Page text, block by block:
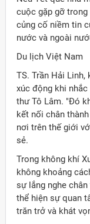
cuộc gặp gỡ trong
củng cố niềm tin
nước và ngoài
Du lịch Việt Nam
TS. Trần Hải Linh,
xúc động khi
thư Tô Lâm. "Đó
kết nối chân
nơi trên thế giới
sẻ.
Trong không khí
không khoảng
sự lắng nghe
thể hiện sự quan
trăn trở và khát